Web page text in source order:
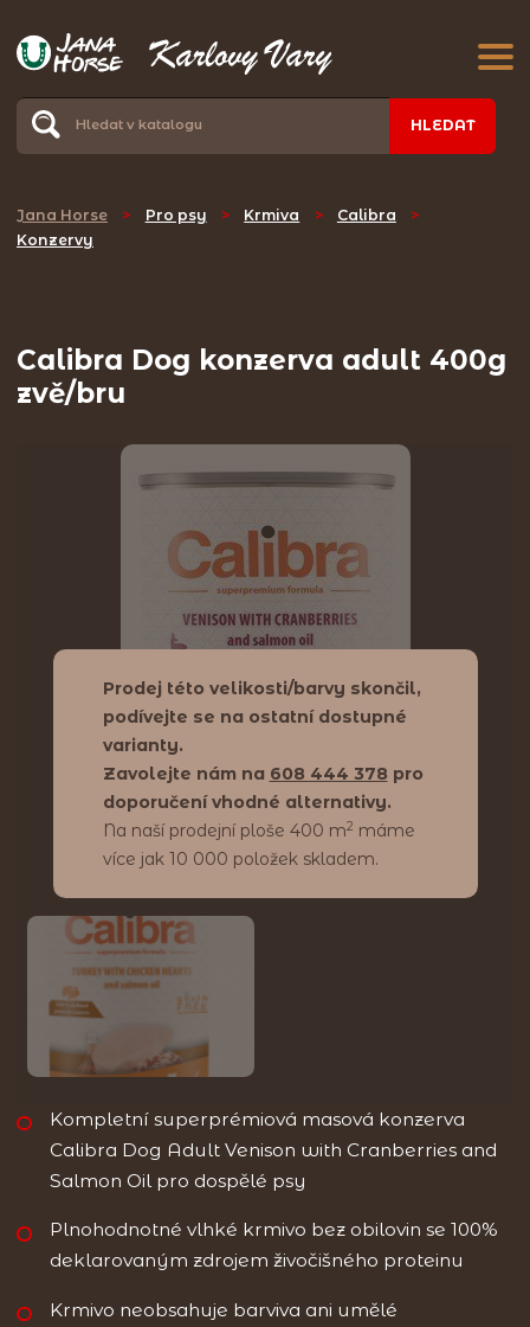
HLEDAT
Jana Horse > Pro psy > Krmiva > Calibra
>
Konzervy
Calibra Dog konzerva adult 400g
zvě/bru
Prodej této velikosti/barvy skončil,
podívejte se na ostatní dostupné
varianty.
Zavolejte nám na 608 444 378 pro
doporučení vhodné alternativy.
Na naší prodejní ploše 400 m2 máme
více jak 10 000 položek skladem.
Kompletní superprémiová masová konzerva
Calibra Dog Adult Venison with Cranberries and
Salmon Oil pro dospělé psy
Plnohodnotné vlhké krmivo bez obilovin se 100%
deklarovaným zdrojem živočišného proteinu
Krmivo neobsahuje barviva ani umělé